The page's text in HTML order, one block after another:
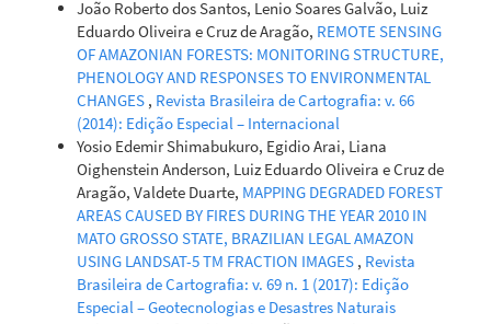
João Roberto dos Santos, Lenio Soares Galvão, Luiz
Eduardo Oliveira e Cruz de Aragão, REMOTE SENSING
OF AMAZONIAN FORESTS: MONITORING STRUCTURE,
PHENOLOGY AND RESPONSES TO ENVIRONMENTAL
CHANGES , Revista Brasileira de Cartografia: v. 66
(2014): Edição Especial – Internacional
Yosio Edemir Shimabukuro, Egidio Arai, Liana
Oighenstein Anderson, Luiz Eduardo Oliveira e Cruz de
Aragão, Valdete Duarte, MAPPING DEGRADED FOREST
AREAS CAUSED BY FIRES DURING THE YEAR 2010 IN
MATO GROSSO STATE, BRAZILIAN LEGAL AMAZON
USING LANDSAT-5 TM FRACTION IMAGES , Revista
Brasileira de Cartografia: v. 69 n. 1 (2017): Edição
Especial – Geotecnologias e Desastres Naturais